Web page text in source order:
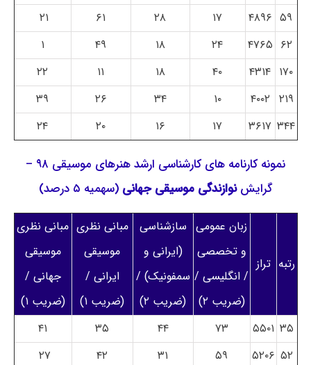
۵۹ ۴۸۹۶ ۱۷ ۲۸ ۶۱
۲۱
۶۲ ۴۷۶۵ ۲۴ ۱۸ ۴۹
۱
۱۷۰ ۴۳۱۴ ۴۰ ۱۸ ۱۱
۲۲
۲۱۹ ۴۰۰۲ ۱۰ ۳۴ ۲۶
۳۹
۳۴۴ ۳۶۱۷ ۱۷ ۱۶ ۲۰ ۲۴
نمونه کارنامه های کارشناسی ارشد هنرهای موسیقی ۹۸ –
گرایشنوازندگی موسیقی جهانی (سهمیه ۵ درصد)
رتبه تراز
زبان عمومی
و تخصصی
/ انگلیسی /
(ضریب ۲)
سازشناسی
(ایرانی و
سمفونیک) /
(ضریب ۲)
مبانی نظری
موسیقی
ایرانی /
(ضریب ۱)
مبانی نظری
موسیقی
جهانی /
(ضریب ۱)
۳۵ ۵۵۰۱ ۷۳ ۴۴ ۳۵
۴۱
۵۲ ۵۲۰۶ ۵۹ ۳۱ ۴۲
۲۷